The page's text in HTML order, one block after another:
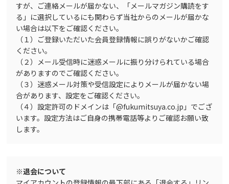
すが、ご連絡メールが届かない、「メールマガジン購読をす
る」に選択しているにも関わらず当社からのメールが届かな
い場合は以下をご確認ください。
（１）ご登録いただいた会員登録情報に誤りがないかご確認
ください。
（２）メール受信時に迷惑メールに振り分けられている場合
がありますのでご確認ください。
（３）迷惑メール対策や受信設定によりメールが届かない場
合があります、設定をご確認ください。
（４）設定許可のドメインは「@fukumitsuya.co.jp」でござ
います。設定方法はご自身の携帯電話等よりご確認お願い致
します。
※退会について